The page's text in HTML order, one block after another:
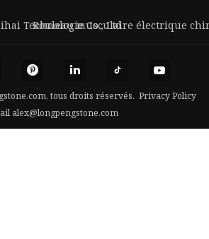
Technologie Co., Ltd
Rouleau musculaire électrique
tous droits réservés. Privacy Policy
alex@longpengstone.com